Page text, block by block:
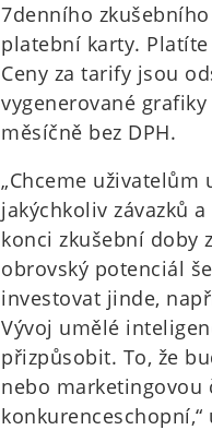
7denního
platební karty.
Ceny za tarify jsou
vygenerované
měsíčně bez DPH.
„Chceme uživatelům
jakýchkoliv závazků
konci zkušební doby
obrovský potenciál
investovat jinde,
Vývoj umělé
přizpůsobit. To, že
nebo marketingovou
konkurenceschopní,“